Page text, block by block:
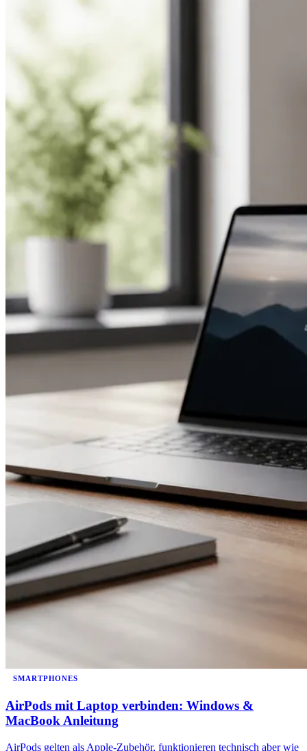
SMARTPHONES
AirPods mit Laptop verbinden: Windows &
MacBook Anleitung
AirPods gelten als Apple-Zubehör, funktionieren technisch aber wie